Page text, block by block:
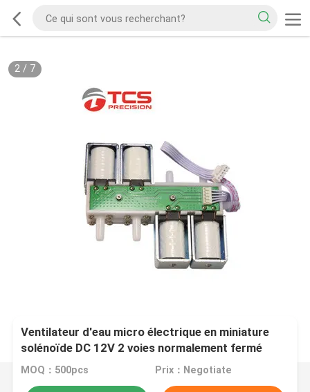
2/ 7
Ventilateur d'eau micro électrique en miniature
solénoïde DC 12V 2 voies normalement fermé
pour masseur
MOQ：500pcs Prix：Negotiate